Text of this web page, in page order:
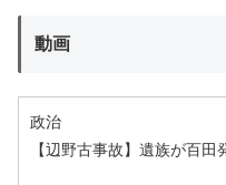
動画
政治
【辺野古事故】遺族が百田